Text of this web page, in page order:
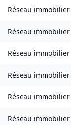
Réseau immobilier
Réseau immobilier
Réseau immobilier
Réseau immobilier
Réseau immobilier
Réseau immobilier